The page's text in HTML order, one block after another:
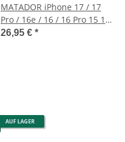
MATADOR iPhone 17 / 17
Pro / 16e / 16 / 16 Pro 15 14
Leder-Etui Braun
26,95 € *
AUF LAGER